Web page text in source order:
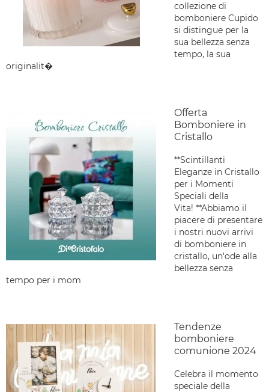
collezione di
bomboniere Cupido
si distingue per la
sua bellezza senza
tempo, la sua
originalit�
Offerta
Bomboniere in
Cristallo
**Scintillanti
Eleganze in Cristallo
per i Momenti
Speciali della
Vita! **Abbiamo il
piacere di presentare
i nostri nuovi arrivi
di bomboniere in
cristallo, un'ode alla
bellezza senza
tempo per i mom
Tendenze
bomboniere
comunione 2024
Celebra il momento
speciale della